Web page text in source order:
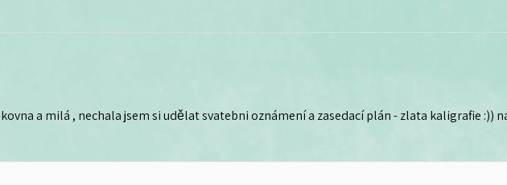
a milá , nechala jsem si udělat svatebni oznámení a zasedací plán - zlata kaligrafie :))